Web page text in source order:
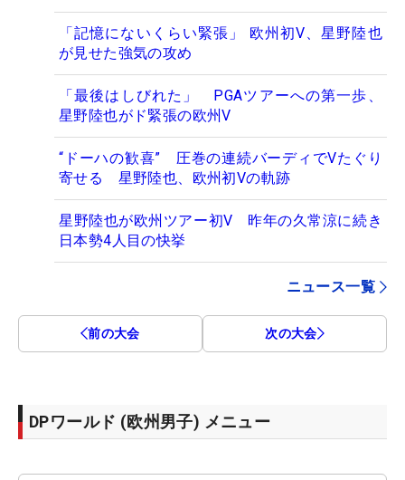
「記憶にないくらい緊張」 欧州初V、星野陸也
が見せた強気の攻め
「最後はしびれた」 PGAツアーへの第一歩、
星野陸也がド緊張の欧州V
“ドーハの歓喜” 圧巻の連続バーディでVたぐり
寄せる 星野陸也、欧州初Vの軌跡
星野陸也が欧州ツアー初V 昨年の久常涼に続き
日本勢4人目の快挙
ニュース一覧
前の大会 次の大会
DPワールド (欧州男子) メニュー